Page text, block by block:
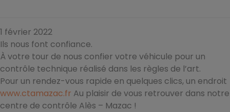
1 février 2022
Ils nous font confiance.
À votre tour de nous confier votre véhicule pour un
contrôle technique réalisé dans les règles de l’art.
Pour un rendez-vous rapide en quelques clics, un endroit
www.ctamazac.fr Au plaisir de vous retrouver dans notre
centre de contrôle Alès – Mazac !